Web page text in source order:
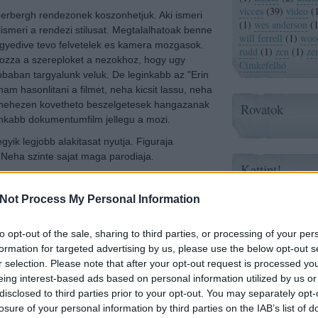
Process My Personal Information
opt-out of the sale, sharing to third parties, or processing of your
for targeted advertising by us, please use the below opt-out
selection. Please note that after your opt-out request is processed
interest-based ads based on personal information utilized by us
to third parties prior to your opt-out. You may separately
of your personal information by third parties on the IAB’s list of
rendezonek koszonhetjuk. Aki ismeri
a rendezi stilusat. Megtalalhatoak benne
tevo felvetelek es kamera mozgasok.
a szereploket a nezokhoz, hogy ugy
targyalunk veluk. De leginkabb az "Erin
hasonlitani a filmet, neha kicsit lassu, neha
kovetheto beszelgetesek hangazanak
dokumentumfilm jellegu a mozi.
legjobb alakitasat nyutja. Figuraja
szinte sajat maga parodiaja.
"Oceans" filmekbol, Tom Papa iro es komikus,
and a helf men"-bol, vagy Scott Adsit a "30
komoly film, ha nem szeretsz
probara tevo nevetesre vagysz
el. De, ha pl tetszett a "Burn after reading"
meg!
vicces (39) video (
( 1 ) wes anderson ( 1
will ferrell ( 1 )
rudd ( 1 ) zen ( 1 )
Címkefelhő
Rovatok
Kattint!
Mizeka
Paprika
Post It
Hello Stranger
just a